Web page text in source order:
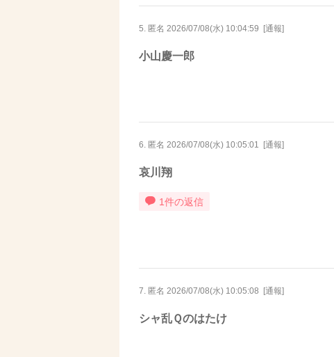
5. 匿名 2026/07/08(水) 10:04:59 [通報]
小山慶一郎
6. 匿名 2026/07/08(水) 10:05:01 [通報]
哀川翔
1件の返信
7. 匿名 2026/07/08(水) 10:05:08 [通報]
シャ乱Ｑのはたけ